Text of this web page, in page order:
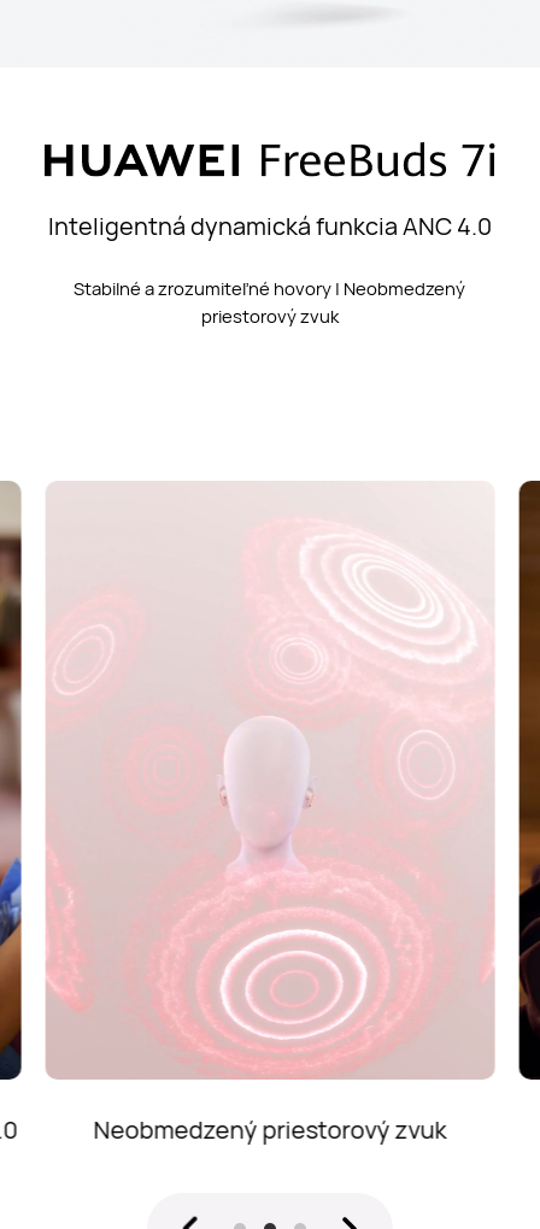
Inteligentná dynamická funkcia ANC 4.0
Stabilné a zrozumiteľné hovory | Neobmedzený
priestorový zvuk
Stabilné a zrozumiteľné hovory